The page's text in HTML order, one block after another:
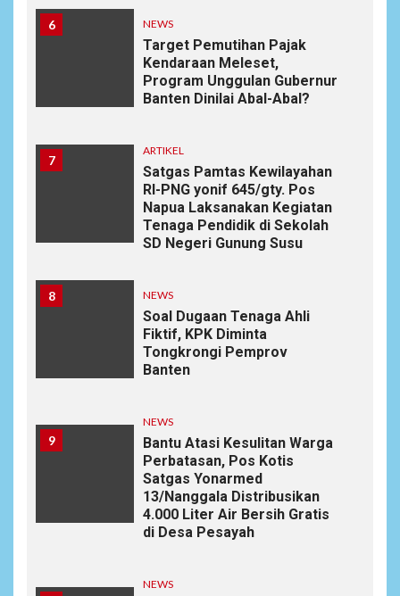
6 NEWS
Target Pemutihan Pajak
Kendaraan Meleset,
Program Unggulan Gubernur
Banten Dinilai Abal-Abal?
7
ARTIKEL
Satgas Pamtas Kewilayahan
RI-PNG yonif 645/gty. Pos
Napua Laksanakan Kegiatan
Tenaga Pendidik di Sekolah
SD Negeri Gunung Susu
8 NEWS
Soal Dugaan Tenaga Ahli
Fiktif, KPK Diminta
Tongkrongi Pemprov
Banten
9
NEWS
Bantu Atasi Kesulitan Warga
Perbatasan, Pos Kotis
Satgas Yonarmed
13/Nanggala Distribusikan
4.000 Liter Air Bersih Gratis
di Desa Pesayah
NEWS